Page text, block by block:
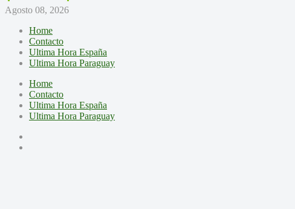
Agosto 08, 2026
Home
Contacto
Ultima Hora España
Ultima Hora Paraguay
Home
Contacto
Ultima Hora España
Ultima Hora Paraguay